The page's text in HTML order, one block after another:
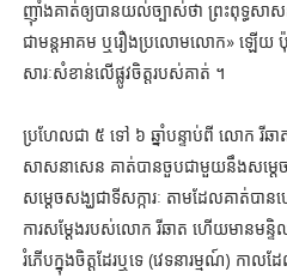
ញ៉ាំងគាត់ឲ្យបានយល់ច្បាស់ថា ព្រះពុទ្ធសា
ជាមន្តអាគម ឬរឿងប្រលោមលោក» ឡើយ ប៉ុ
សារៈសំខាន់លើផ្លូវចិត្តរបស់គាត់ ។
ប្រហែលជា ៥ ទៅ ៦ ឆ្នាំបន្ទាប់ពី លោក រីឆាត
សាសនាសេន គាត់បានចួបជាមួយនឹងសម្ដេ
សម្ដេចសង្ឃជាទីសក្ការៈ តាមដែលគាត់ប
ការសម្ដែងរបស់លោក រីឆាត ហើយមានមន្
រំភើបក្នុងចិត្តដែរឬទេ (វេទនារម្មណ៍) កា